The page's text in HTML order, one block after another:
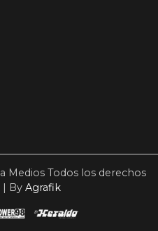
Medios Todos los derechos
| By Agrafik